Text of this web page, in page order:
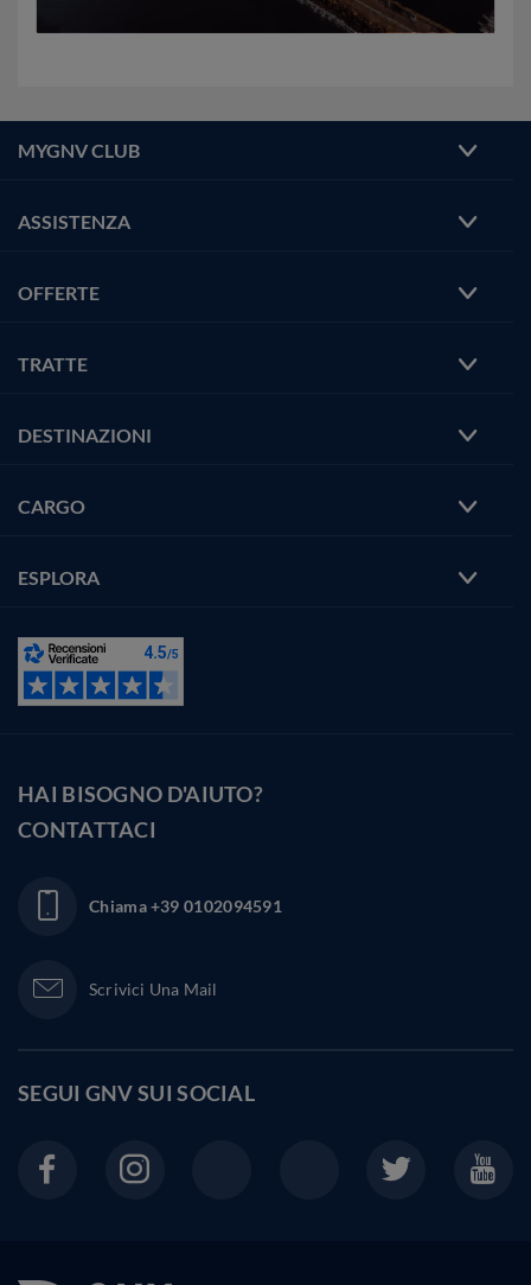
MYGNV CLUB
ASSISTENZA
OFFERTE
TRATTE
DESTINAZIONI
CARGO
ESPLORA
HAI BISOGNO D'AIUTO?
CONTATTACI
Chiama+39 0102094591
Scrivici Una Mail
SEGUI GNV SUISOCIAL